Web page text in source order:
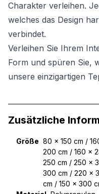
Charakter verleihen.
welches das Design
verbindet.
Verleihen Sie Ihrem
Form und spüren Sie,
unsere einzigartigen
Zusätzliche
Größe 80 x 150 cm /
200 cm / 160 x
250 cm / 250 x
300 cm / 220 x
cm / 150 x 300